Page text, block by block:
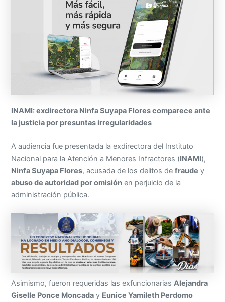
INAMI: exdirectora Ninfa Suyapa Flores comparece ante
la justicia por presuntas irregularidades
A audiencia fue presentada la exdirectora del Instituto
Nacional para la Atención a Menores Infractores (INAMI),
Ninfa Suyapa Flores, acusada de los delitos defraude y
abuso de autoridad por omisión en perjuicio de la
administración pública.
Asimismo, fueron requeridas las exfuncionariasAlejandra
Giselle Ponce Moncada y Eunice Yamileth Perdomo